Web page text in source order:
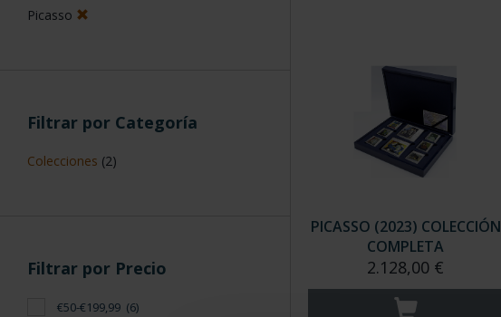
Picasso
Filtrar por Categoría
Colecciones (2)
Filtrar por Precio
€50-€199,99 (6)
PICASSO (2023) COLECCIÓN
COMPLETA
2.128,00 €